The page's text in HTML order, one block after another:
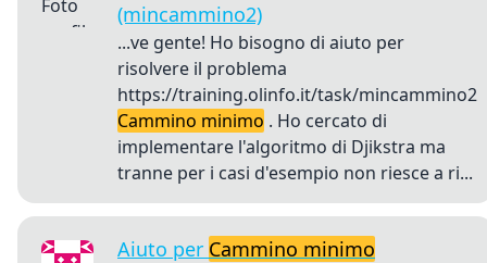
(mincammino2)
...ve gente! Ho bisogno di aiuto per
risolvere il problema
https://training.olinfo.it/task/mincammino2
Cammino minimo . Ho cercato di
implementare l'algoritmo di Djikstra ma
tranne per i casi d'esempio non riesce a ri...
Aiuto per Cammino minimo